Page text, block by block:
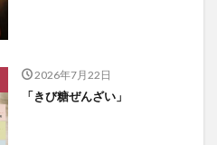
2026年7月22日
「きび糖ぜんざい」